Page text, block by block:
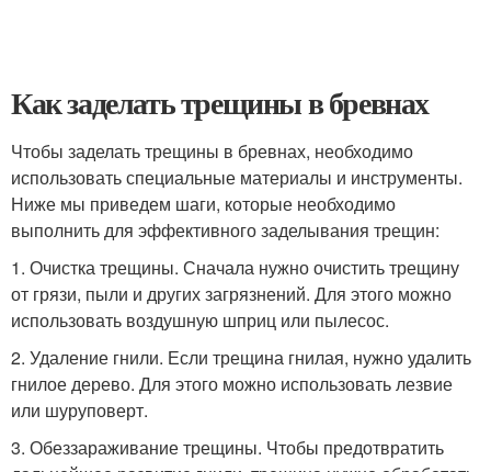
Как заделать трещины в бревнах
Чтобы заделать трещины в бревнах, необходимо
использовать специальные материалы и инструменты.
Ниже мы приведем шаги, которые необходимо
выполнить для эффективного заделывания трещин:
1. Очистка трещины. Сначала нужно очистить трещину
от грязи, пыли и других загрязнений. Для этого можно
использовать воздушную шприц или пылесос.
2. Удаление гнили. Если трещина гнилая, нужно удалить
гнилое дерево. Для этого можно использовать лезвие
или шуруповерт.
3. Обеззараживание трещины. Чтобы предотвратить